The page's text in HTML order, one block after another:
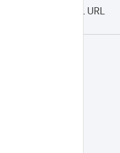
채용공고 URL